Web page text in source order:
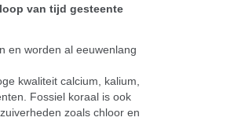
van tijd gesteente
en worden al eeuwenlang
kwaliteit calcium, kalium,
Fossiel koraal is ook
zoals chloor en